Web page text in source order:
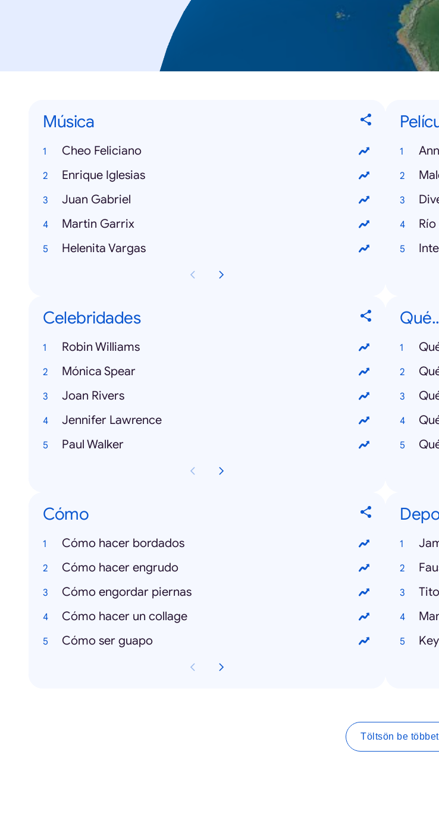
Música
Cheo Feliciano
Enrique Iglesias
Juan Gabriel
Martin Garrix
Helenita Vargas
Río
Celebridades
Robin Williams
Mónica Spear
Joan Rivers
Jennifer Lawrence
Paul Walker
Cómo
Cómo hacer bordados
Cómo hacer engrudo
Cómo engordar piernas
Cómo hacer un collage
Cómo ser guapo
Töltsön be többet